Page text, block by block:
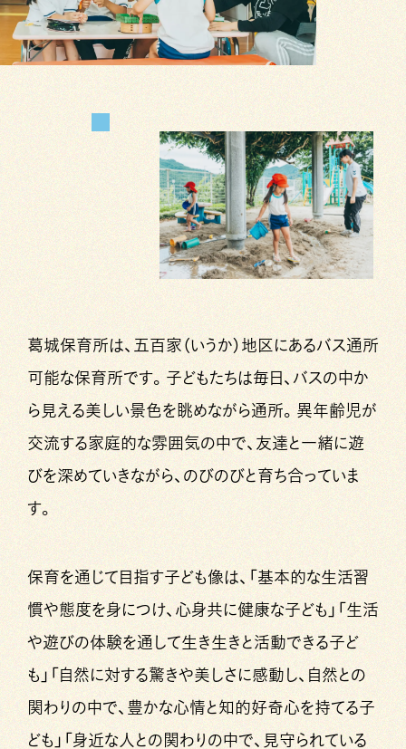
葛城保育所は、五百家（いうか）地区にあるバス通所
可能な保育所です。子どもたちは毎日、バスの中か
ら見える美しい景色を眺めながら通所。異年齢児が
交流する家庭的な雰囲気の中で、友達と一緒に遊
びを深めていきながら、のびのびと育ち合っていま
す。
保育を通じて目指す子ども像は、「基本的な生活習
慣や態度を身につけ、心身共に健康な子ども」「生活
や遊びの体験を通して生き生きと活動できる子ど
も」「自然に対する驚きや美しさに感動し、自然との
関わりの中で、豊かな心情と知的好奇心を持てる子
ども」「身近な人との関わりの中で、見守られている